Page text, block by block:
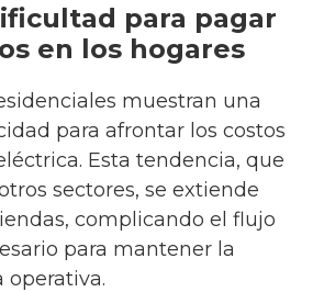
para pagar
en los hogares
muestran una
para afrontar los costos
Esta tendencia, que
sectores, se extiende
complicando el flujo
para mantener la
operativa.